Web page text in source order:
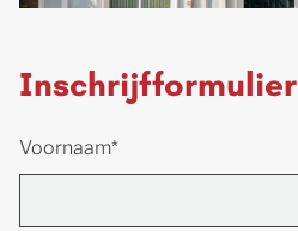
Inschrijfformulier
Voornaam*